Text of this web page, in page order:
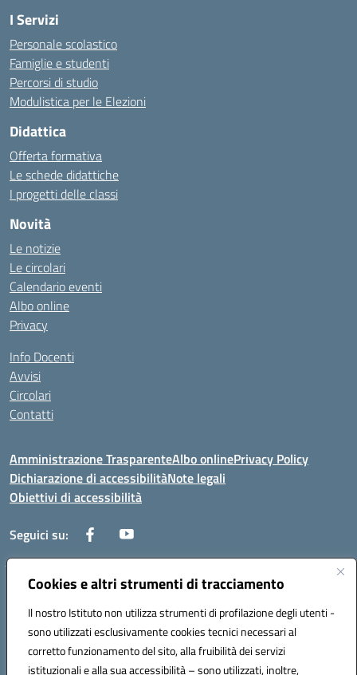
Cookies e altri strumenti di tracciamento
Il nostro Istituto non utilizza strumenti di profilazione degli utenti -
sono utilizzati esclusivamente cookies tecnici necessari al
corretto funzionamento del sito, alla fruibilità dei servizi
istituzionali e alla sua accessibilità – sono utilizzati, inoltre,
I Servizi
Personale scolastico
Famiglie e studenti
Percorsi di studio
Modulistica per le Elezioni
Didattica
Offerta formativa
Le schede didattiche
I progetti delle classi
Novità
Le notizie
Le circolari
Calendario eventi
Albo online
Privacy
Info Docenti
Avvisi
Circolari
Contatti
Amministrazione TrasparenteAlbo onlinePrivacy Policy
Dichiarazione di accessibilitàNote legali
Obiettivi di accessibilità
Seguici su:
Corso Roma, 1 71100 FOGGIA (FG)
Codice meccanografico: FGPM03000E
Mail: FGPM03000E@istruzione.it - PEC:
FGPM03000E@pec.istruzione.it